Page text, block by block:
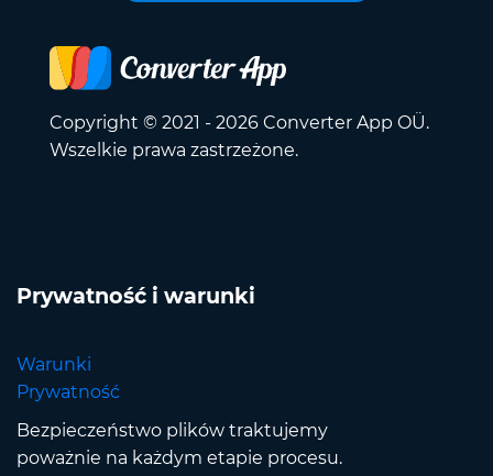
Copyright © 2021 - 2026 Converter App OÜ.
Wszelkie prawa zastrzeżone.
Prywatność i warunki
Warunki
Prywatność
Bezpieczeństwo plików traktujemy
poważnie na każdym etapie procesu.